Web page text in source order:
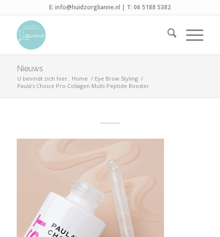
E: info@huidzorglianne.nl | T: 06 5188 5382
Nieuws
U bevindt zich hier: Home / Eye Brow Styling /
Paula’s Choice Pro-Collagen Multi-Peptide Booster